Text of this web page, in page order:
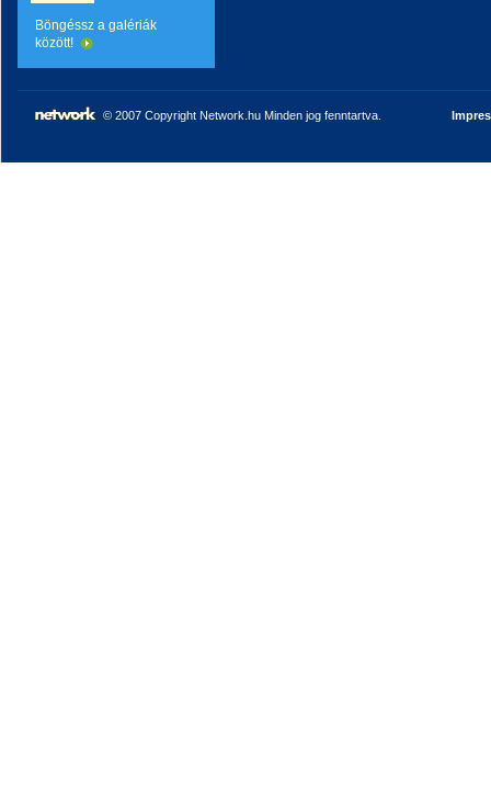
Böngéssz a galériák
között!
© 2007 Copyright Network.hu Minden jog fenntartva.